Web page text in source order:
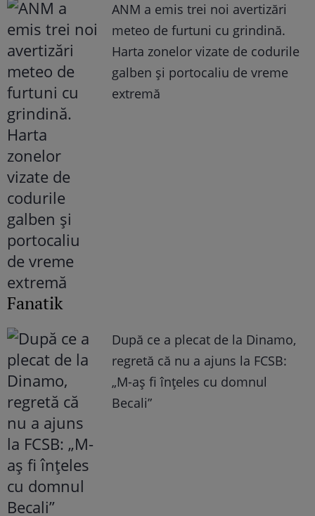
ANM a emis trei noi avertizări
meteo de furtuni cu grindină.
Harta zonelor vizate de codurile
galben și portocaliu de vreme
extremă
Fanatik
După ce a plecat de la Dinamo,
regretă că nu a ajuns la FCSB:
„M-aș fi înțeles cu domnul
Becali”